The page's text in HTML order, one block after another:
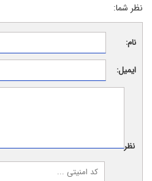
نظر شما:
نام:
ایمیل:
نظر: